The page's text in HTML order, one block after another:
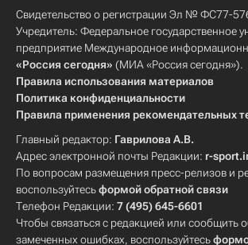
Свидетельство о регистрации Эл № ФС77-
Учредитель: Федеральное государственное
предприятие Международное
«Россия сегодня» (МИА «Россия сегодня»).
Правила использования материалов
Политика конфиденциальности
Правила применения рекомендательных
Главный редактор: Гаврилова А.В.
Адрес электронной почты Редакции: r-
По вопросам размещения пресс-релизов и
воспользуйтесьформой обратной связи
Телефон Редакции: 7 (495) 645-6601
Чтобы связаться с редакцией или сообщить
замеченных ошибках, воспользуйтесь